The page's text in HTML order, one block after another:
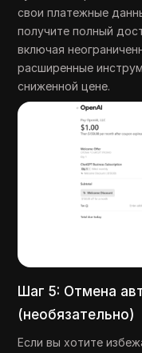
свои платежные
получите полный
включая
расширенные
сниженной цене.
Шаг 5: Отмена
(необязательно)
Если вы хотите